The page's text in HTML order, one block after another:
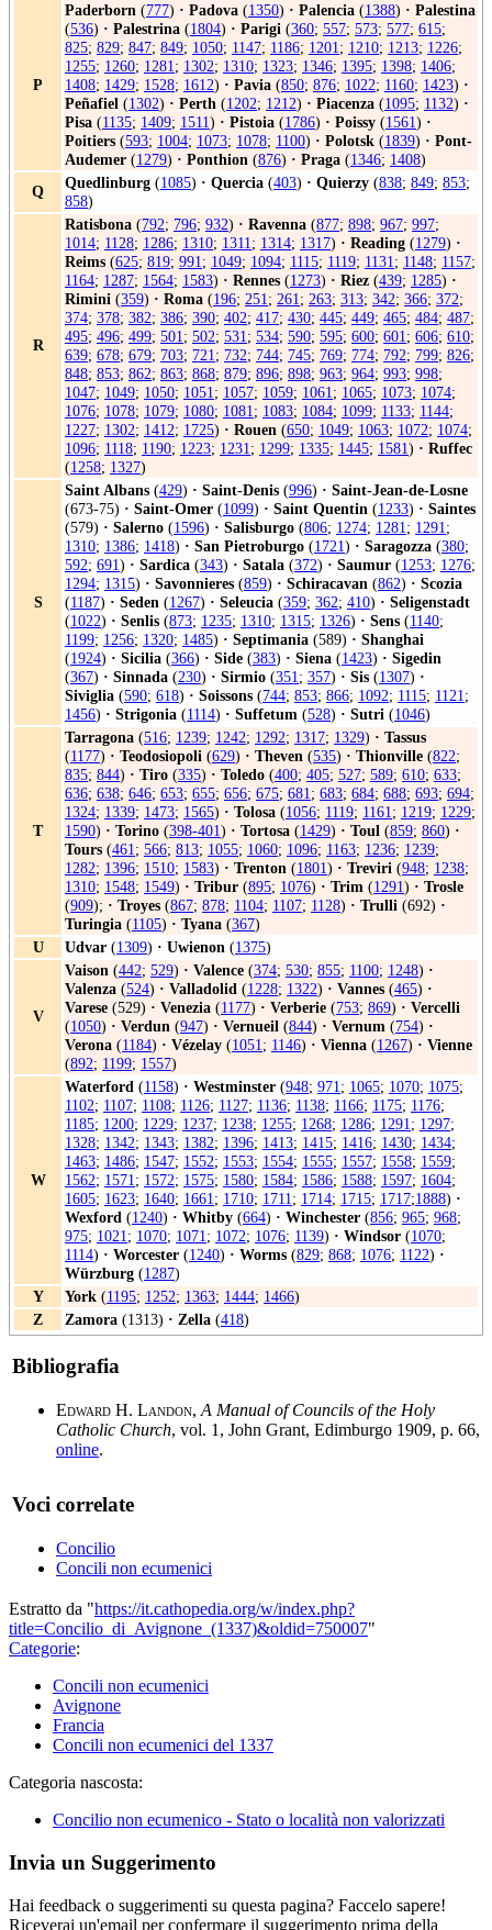
P
Paderborn (777) · Padova (1350) · Palencia (1388) · Palestina
(536) · Palestrina (1804) · Parigi (360; 557; 573; 577; 615;
825; 829; 847; 849; 1050; 1147; 1186; 1201; 1210; 1213; 1226;
1255; 1260; 1281; 1302; 1310; 1323; 1346; 1395; 1398; 1406;
1408; 1429; 1528; 1612) · Pavia (850; 876; 1022; 1160; 1423) ·
Peñafiel (1302) · Perth (1202; 1212) · Piacenza (1095; 1132) ·
Pisa (1135; 1409; 1511) · Pistoia (1786) · Poissy (1561) ·
Poitiers (593; 1004; 1073; 1078; 1100) · Polotsk (1839) · Pont-
Audemer (1279) · Ponthion (876) · Praga (1346; 1408)
Q
Quedlinburg (1085) · Quercia (403) · Quierzy (838; 849; 853;
858)
R
Ratisbona (792; 796; 932) · Ravenna (877; 898; 967; 997;
1014; 1128; 1286; 1310; 1311; 1314; 1317) · Reading (1279) ·
Reims (625; 819; 991; 1049; 1094; 1115; 1119; 1131; 1148; 1157;
1164; 1287; 1564; 1583) · Rennes (1273) · Riez (439; 1285) ·
Rimini (359) · Roma (196; 251; 261; 263; 313; 342; 366; 372;
374; 378; 382; 386; 390; 402; 417; 430; 445; 449; 465; 484; 487;
495; 496; 499; 501; 502; 531; 534; 590; 595; 600; 601; 606; 610;
639; 678; 679; 703; 721; 732; 744; 745; 769; 774; 792; 799; 826;
848; 853; 862; 863; 868; 879; 896; 898; 963; 964; 993; 998;
1047; 1049; 1050; 1051; 1057; 1059; 1061; 1065; 1073; 1074;
1076; 1078; 1079; 1080; 1081; 1083; 1084; 1099; 1133; 1144;
1227; 1302; 1412; 1725) · Rouen (650; 1049; 1063; 1072; 1074;
1096; 1118; 1190; 1223; 1231; 1299; 1335; 1445; 1581) · Ruffec
(1258; 1327)
S
Saint Albans (429) · Saint-Denis (996) · Saint-Jean-de-Losne
(673-75) · Saint-Omer (1099) · Saint Quentin (1233) · Saintes
(579) · Salerno (1596) · Salisburgo (806; 1274; 1281; 1291;
1310; 1386; 1418) · San Pietroburgo (1721) · Saragozza (380;
592; 691) · Sardica (343) · Satala (372) · Saumur (1253; 1276;
1294; 1315) · Savonnieres (859) · Schiracavan (862) · Scozia
(1187) · Seden (1267) · Seleucia (359; 362; 410) · Seligenstadt
(1022) · Senlis (873; 1235; 1310; 1315; 1326) · Sens (1140;
1199; 1256; 1320; 1485) · Septimania (589) · Shanghai
(1924) · Sicilia (366) · Side (383) · Siena (1423) · Sigedin
(367) · Sinnada (230) · Sirmio (351; 357) · Sis (1307) ·
Siviglia (590; 618) · Soissons (744; 853; 866; 1092; 1115; 1121;
1456) · Strigonia (1114) · Suffetum (528) · Sutri (1046)
T
Tarragona (516; 1239; 1242; 1292; 1317; 1329) · Tassus
(1177) · Teodosiopoli (629) · Theven (535) · Thionville (822;
835; 844) · Tiro (335) · Toledo (400; 405; 527; 589; 610; 633;
636; 638; 646; 653; 655; 656; 675; 681; 683; 684; 688; 693; 694;
1324; 1339; 1473; 1565) · Tolosa (1056; 1119; 1161; 1219; 1229;
1590) · Torino (398-401) · Tortosa (1429) · Toul (859; 860) ·
Tours (461; 566; 813; 1055; 1060; 1096; 1163; 1236; 1239;
1282; 1396; 1510; 1583) · Trenton (1801) · Treviri (948; 1238;
1310; 1548; 1549) · Tribur (895; 1076) · Trim (1291) · Trosle
(909); · Troyes (867; 878; 1104; 1107; 1128) · Trulli (692) ·
Turingia (1105) · Tyana (367)
U
Udvar (1309) · Uwienon (1375)
V
Vaison (442; 529) · Valence (374; 530; 855; 1100; 1248) ·
Valenza (524) · Valladolid (1228; 1322) · Vannes (465) ·
Varese (529) · Venezia (1177) · Verberie (753; 869) · Vercelli
(1050) · Verdun (947) · Vernueil (844) · Vernum (754) ·
Verona (1184) · Vézelay (1051; 1146) · Vienna (1267) · Vienne
(892; 1199; 1557)
W
Waterford (1158) · Westminster (948; 971; 1065; 1070; 1075;
1102; 1107; 1108; 1126; 1127; 1136; 1138; 1166; 1175; 1176;
1185; 1200; 1229; 1237; 1238; 1255; 1268; 1286; 1291; 1297;
1328; 1342; 1343; 1382; 1396; 1413; 1415; 1416; 1430; 1434;
1463; 1486; 1547; 1552; 1553; 1554; 1555; 1557; 1558; 1559;
1562; 1571; 1572; 1575; 1580; 1584; 1586; 1588; 1597; 1604;
1605; 1623; 1640; 1661; 1710; 1711; 1714; 1715; 1717;1888) ·
Wexford (1240) · Whitby (664) · Winchester (856; 965; 968;
975; 1021; 1070; 1071; 1072; 1076; 1139) · Windsor (1070;
1114) · Worcester (1240) · Worms (829; 868; 1076; 1122) ·
Würzburg (1287)
Y
York (1195; 1252; 1363; 1444; 1466)
Z
Zamora (1313) · Zella (418)
Bibliografia
Edward H. Landon,A Manual of Councils of the Holy
Catholic Church, vol. 1, John Grant, Edimburgo 1909, p. 66,
online.
Voci correlate
Concilio
Concili non ecumenici
Estratto da "https://it.cathopedia.org/w/index.php?
title=Concilio_di_Avignone_(1337)&oldid=750007"
Categorie:
Concili non ecumenici
Avignone
Francia
Concili non ecumenici del 1337
Categoria nascosta:
Concilio non ecumenico - Stato o località non valorizzati
Invia un Suggerimento
Hai feedback o suggerimenti su questa pagina? Faccelo sapere!
Riceverai un'email per confermare il suggerimento prima della